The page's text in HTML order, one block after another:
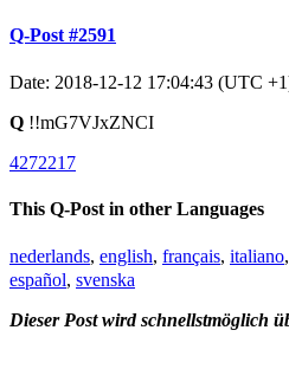
Q-Post #2591
Date: 2018-12-12 17:04:43 (UTC
Q !!mG7VJxZNCI
4272217
This Q-Post in other Languages
nederlands, english, français, italiano,
español, svenska
Dieser Post wird schnellstmöglich